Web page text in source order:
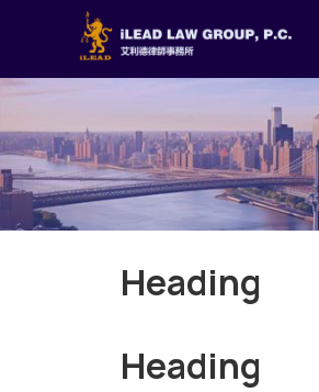
Heading
Heading